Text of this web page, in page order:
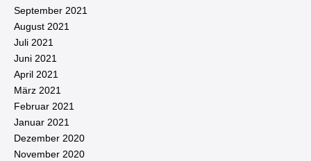
September 2021
August 2021
Juli 2021
Juni 2021
April 2021
März 2021
Februar 2021
Januar 2021
Dezember 2020
November 2020